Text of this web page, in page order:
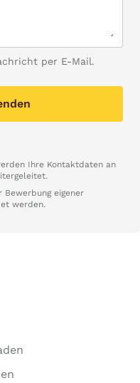
per E-Mail.
Ihre Kontaktdaten an
eigener
werden.